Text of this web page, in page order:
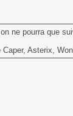
ne pourra que
Caper, Asterix,